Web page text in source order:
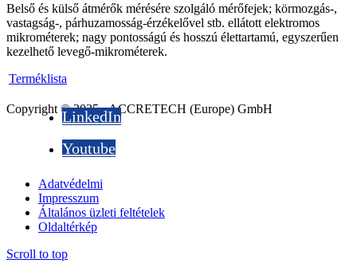
Belső és külső átmérők mérésére szolgáló mérőfejek; körmozgás-,
vastagság-, párhuzamosság-érzékelővel stb. ellátott elektromos
mikrométerek; nagy pontosságú és hosszú élettartamú, egyszerűen
kezelhető levegő-mikrométerek.
Terméklista
Copyright © 2025 - ACCRETECH (Europe) GmbH
LinkedIn
Youtube
Adatvédelmi
Impresszum
Általános üzleti feltételek
Oldaltérkép
Scroll to top